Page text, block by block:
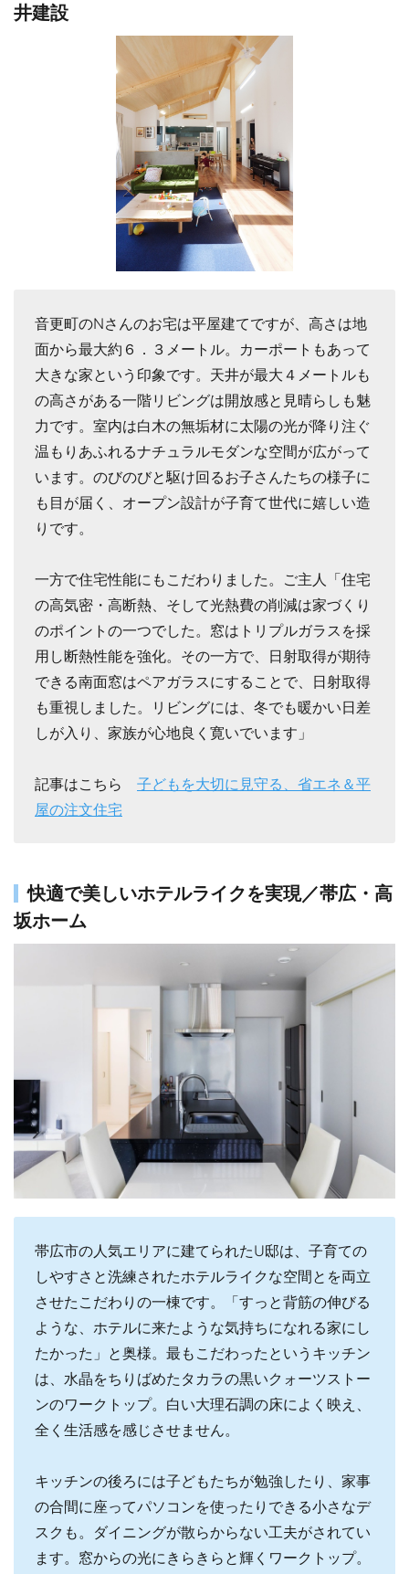
井建設
音更町のNさんのお宅は平屋建てですが、高さは地
面から最大約６．３メートル。カーポートもあって
大きな家という印象です。天井が最大４メートルも
の高さがある一階リビングは開放感と見晴らしも魅
力です。室内は白木の無垢材に太陽の光が降り注ぐ
温もりあふれるナチュラルモダンな空間が広がって
います。のびのびと駆け回るお子さんたちの様子に
も目が届く、オープン設計が子育て世代に嬉しい造
りです。
一方で住宅性能にもこだわりました。ご主人「住宅
の高気密・高断熱、そして光熱費の削減は家づくり
のポイントの一つでした。窓はトリプルガラスを採
用し断熱性能を強化。その一方で、日射取得が期待
できる南面窓はペアガラスにすることで、日射取得
も重視しました。リビングには、冬でも暖かい日差
しが入り、家族が心地良く寛いでいます」
記事はこちら 子どもを大切に見守る、省エネ＆平
屋の注文住宅
快適で美しいホテルライクを実現／帯広・高
坂ホーム
帯広市の人気エリアに建てられたU邸は、子育ての
しやすさと洗練されたホテルライクな空間とを両立
させたこだわりの一棟です。「すっと背筋の伸びる
ような、ホテルに来たような気持ちになれる家にし
たかった」と奥様。最もこだわったというキッチン
は、水晶をちりばめたタカラの黒いクォーツストー
ンのワークトップ。白い大理石調の床によく映え、
全く生活感を感じさせません。
キッチンの後ろには子どもたちが勉強したり、家事
の合間に座ってパソコンを使ったりできる小さなデ
スクも。ダイニングが散らからない工夫がされてい
ます。窓からの光にきらきらと輝くワークトップ。